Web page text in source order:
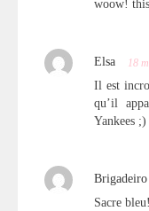
woow!
Elsa 18
Il est
qu’il
Yankees ;)
Brigadeiro
Sacre